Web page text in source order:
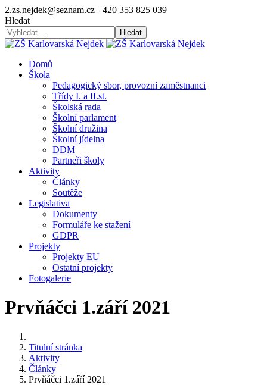
2.zs.nejdek@seznam.cz +420 353 825 039
Hledat
Hledat
Domů
Škola
Pedagogický sbor, provozní zaměstnanci
Třídy I. a II.st.
Školská rada
Školní parlament
Školní družina
Školní jídelna
DDM
Partneři školy
Aktivity
Články
Soutěže
Legislativa
Dokumenty
Formuláře ke stažení
GDPR
Projekty
Projekty EU
Ostatní projekty
Fotogalerie
Prvňáčci 1.září 2021
Titulní stránka
Aktivity
Články
Prvňáčci 1.září 2021